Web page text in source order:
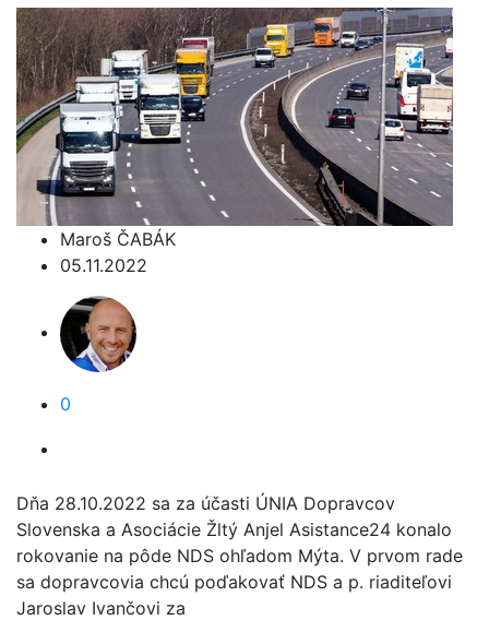
Maroš ČABÁK
05.11.2022
0
Dňa 28.10.2022 sa za účasti ÚNIA Dopravcov
Slovenska a Asociácie Žltý Anjel Asistance24 konalo
rokovanie na pôde NDS ohľadom Mýta. V prvom rade
sa dopravcovia chcú poďakovať NDS a p. riaditeľovi
Jaroslav Ivančovi za